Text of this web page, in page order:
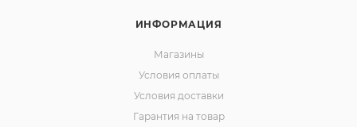
ИНФОРМАЦИЯ
Магазины
Условия оплаты
Условия доставки
Гарантия на товар